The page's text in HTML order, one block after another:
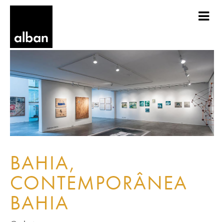
BAHIA,
CONTEMPORÂNEA
BAHIA